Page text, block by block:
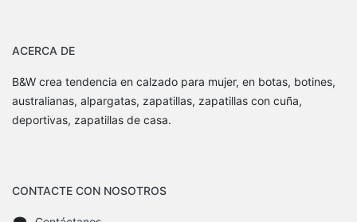
ACERCA DE
B&W crea tendencia en calzado para mujer, en botas, botines,
australianas, alpargatas, zapatillas, zapatillas con cuña,
deportivas, zapatillas de casa.
CONTACTE CON NOSOTROS